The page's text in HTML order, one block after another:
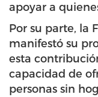
apoyar a
Por su parte, la
manifestó su
esta
capacidad de
personas sin